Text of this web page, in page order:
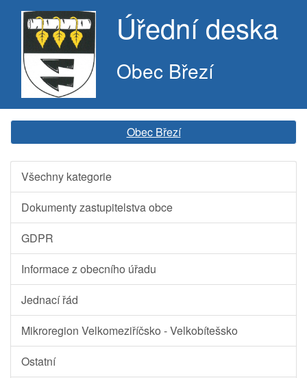
Úřední deska
Obec Březí
Obec Březí
Všechny kategorie
Dokumenty zastupitelstva obce
GDPR
Informace z obecního úřadu
Jednací řád
Mikroregion Velkomeziříčsko - Velkobítešsko
Ostatní